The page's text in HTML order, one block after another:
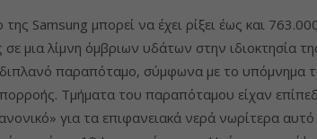
Samsung μπορεί να έχει ρίξει έως και
σε μια λίμνη όμβριων υδάτων στην ιδιοκτησία
παραπόταμο, σύμφωνα με το υπόμνημα
Τμήματα του παραπόταμου είχαν
για τα επιφανειακά νερά νωρίτερα αυτό